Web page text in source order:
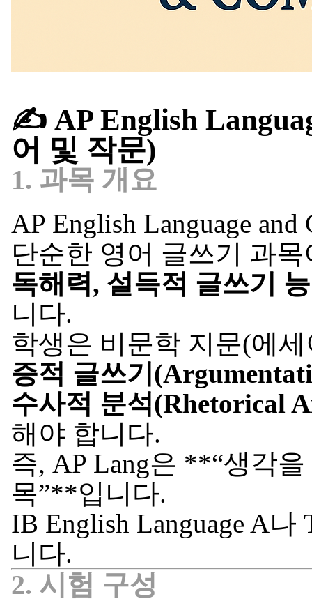
✍️ AP English
어 및 작문)
1. 과목 개요
AP English Language
단순한 영어 글쓰기 과
독해력, 설득적 글쓰기
니다.
학생은 비문학 지문(에
증적 글쓰기
수사적 분석(Rhetorical
해야 합니다.
즉, AP Lang은 **“생각
목”**입니다.
IB English Language A
니다.
2. 시험 구성